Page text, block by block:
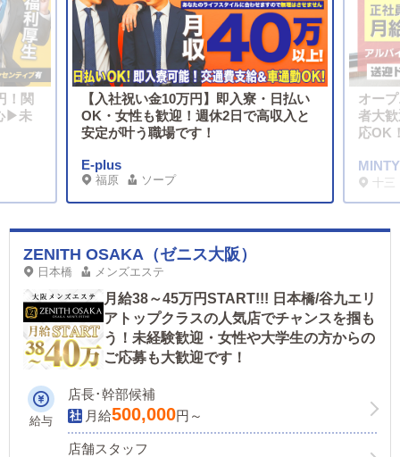
！関
▶未
【入社祝い金10万円】即入寮・日払い
OK・女性も歓迎！週休2日で高収入と
安定が叶う職場です！
E-plus
福原 ソープ
オー
者大
応OK
十三
ZENITH OSAKA（ゼニス大阪）
日本橋 メンズエステ
月給38～45万円START!!! 日本橋/谷九エリ
アトップクラスの人気店でチャンスを掴も
う！未経験歓迎・女性や大学生の方からの
ご応募も大歓迎です！
給与
店長･幹部候補
月給500,000円～
店舗スタッフ